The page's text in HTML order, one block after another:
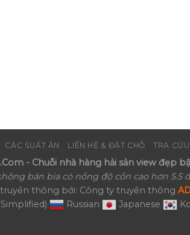
CÁC SUẤT ĂN LIÊN HỆ & ĐẶT CHỖ TRA
- Chuỗi nhà hàng hải sản view đẹp
bán bia có nồng độ cồn cao hơn 5.5
thông bởi: Công ty truyền thông
Russian Japanese